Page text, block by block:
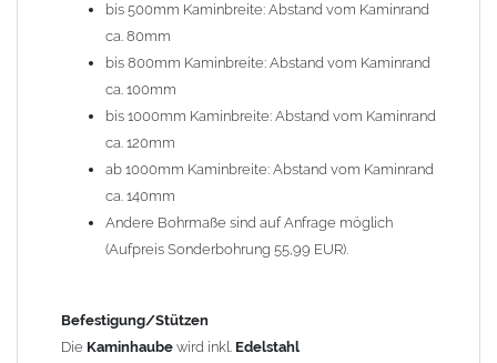
Es stehen insgesamt 20 verschiedene Typen zur Auswahl. Bitte
Auswahlfeldangeben.
Standardhauben siehe Auswahlfeld: 01 Haus,03 Welle
(unser Topseller)
Laube, 13 Schwalbe, 14 Sattel Welle, 15 Welle 90° gedreht,
17 Dach, 18 Plafond 2, 19 S-Line, 20 Pult
Typ 07 (Welle hoch) und 08 (Doppel Welle) haben einen
Aufpreis von 20% (bitte anfragen - Bestellung nicht über
Shop möglich).
Die Typen 02 (Bogen), 06 (Krempe), 09 (Pagode), 10
1,5mm hergestellt (Preis auf Anfrage = ca. 2-3-fache vom
1,5mm Standardpreis)
bis 500mm Kaminbreite: Abstand vom Kaminrand
ca. 80mm
bis 800mm Kaminbreite: Abstand vom Kaminrand
ca. 100mm
bis 1000mm Kaminbreite: Abstand vom Kaminrand
ca. 120mm
ab 1000mm Kaminbreite: Abstand vom Kaminrand
ca. 140mm
Andere Bohrmaße sind auf Anfrage möglich
(Aufpreis Sonderbohrung 55,99 EUR).
Befestigung/Stützen
Die Kaminhaube wird inkl. Edelstahl